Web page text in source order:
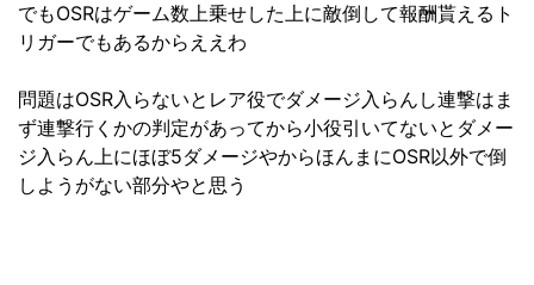
でもOSRはゲーム数上乗せした上に敵倒して報酬貰えるト
リガーでもあるからええわ
問題はOSR入らないとレア役でダメージ入らんし連撃はま
ず連撃行くかの判定があってから小役引いてないとダメー
ジ入らん上にほぼ5ダメージやからほんまにOSR以外で倒
しようがない部分やと思う